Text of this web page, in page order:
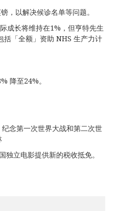
，以解决候诊名单等问题。
成长将维持在1%，但亨特先生
括「全额」资助 NHS 生产力计
降至24%。
念第一次世界大战和第二次世
独立电影提供新的税收抵免。